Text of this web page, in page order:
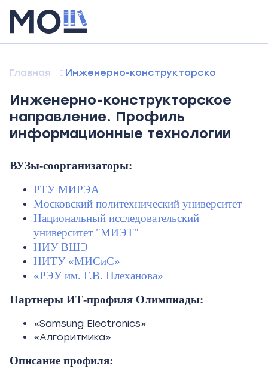
Главная Инженерно-конструкторское
Инженерно-конструкторское
направление. Профиль
информационные технологии
ВУЗы-соорганизаторы:
РТУ МИРЭА
Московский политехнический университет
Национальный исследовательский
университет "МИЭТ"
НИУ ВШЭ
НИТУ «МИСиС»
«РЭУ им. Г.В. Плеханова»
Партнеры ИТ-профиля Олимпиады:
«Samsung Electronics»
«Алгоритмика»
Описание профиля: